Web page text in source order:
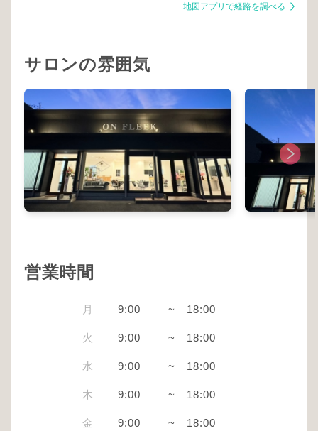
地図アプリで経路を調べる
サロンの雰囲気
営業時間
月 9:00 ~ 18:00
火 9:00 ~ 18:00
水 9:00 ~ 18:00
木 9:00 ~ 18:00
金 9:00 ~ 18:00